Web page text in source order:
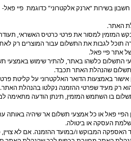
בשירות “ארנק אלקטרוני” כדוגמת פיי פאל-
האתר.
המזמין למסור את פרטי כרטיס האשראי,
תוכל לגבות את התשלום עבור המוצרים רק
אתר פיי פאל.
כלשהו באתר, להתיר שימוש באמצעי
תשלום שהנהלת האתר תכבד.
באמצעות הדואר האלקטרוני על קליטת
רק מעיד שפרטי ההזמנה נקלטו בהנהלת האתר.
בו השתמש המזמין, תינתן הודעה מתאימה
פאל או כל אמצעי תשלום אר שיהיה באותה
העסקה או ביטולה.
המבוקש ו/במועד ההזמנה. אם לא צויין,